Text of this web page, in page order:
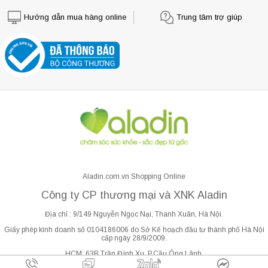
Hướng dẫn mua hàng online Trung tâm trợ giúp
Aladin.com.vn Shopping Online
Công ty CP thương mại và XNK Aladin
Địa chỉ : 9/149 Nguyễn Ngọc Nại, Thanh Xuân, Hà Nội.
Giấy phép kinh doanh số 0104186006 do Sở Kế hoạch đầu tư thành phố Hà Nội
cấp ngày 28/9/2009.
HCM: 63B Trần Đình Xu, P.Cầu Ông Lãnh.